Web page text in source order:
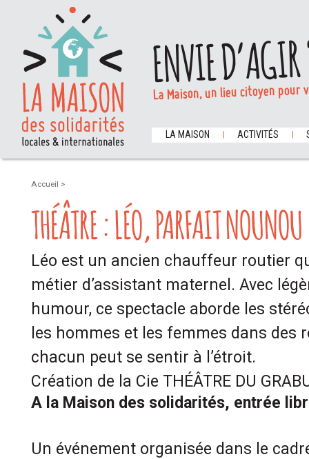
ENVIE
La Maison, un lieu citoyen
LA MAISON ACTIVITÉS
Accueil >
THÉÂTRE : LÉO, PARFAIT NOUNOU
Léo est un ancien chauffeur routier
métier d’assistant maternel. Avec
humour, ce spectacle aborde les
les hommes et les femmes dans des
chacun peut se sentir à l’étroit.
Création de la Cie THÉÂTRE DU
A la Maison des solidarités, entrée
Un événement organisée dans le